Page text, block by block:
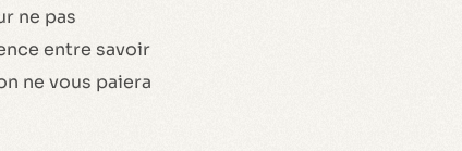
ne pas
entre savoir
ne vous paiera